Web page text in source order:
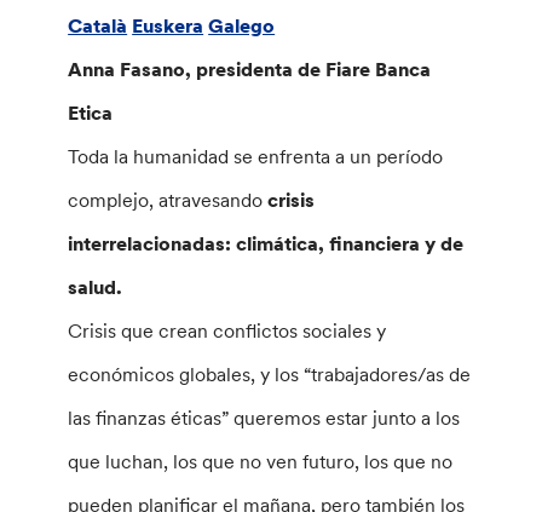
Català Euskera Galego
Anna Fasano, presidenta de Fiare Banca
Etica
Toda la humanidad se enfrenta a un período
complejo, atravesandocrisis
interrelacionadas: climática, financiera y de
salud.
Crisis que crean conflictos sociales y
económicos globales, y los “trabajadores/as de
las finanzas éticas” queremos estar junto a los
que luchan, los que no ven futuro, los que no
pueden planificar el mañana, pero también los